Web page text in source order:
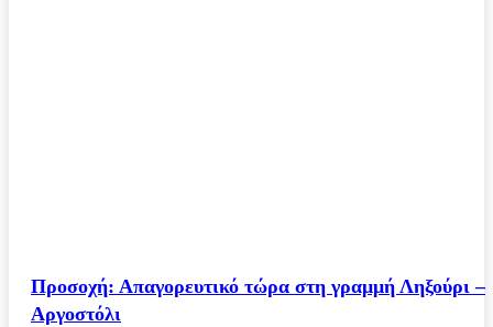
Προσοχή: Απαγορευτικό τώρα στη γραμμή Ληξούρι –
Αργοστόλι